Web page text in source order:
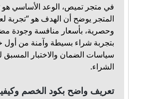
في متجر تميص، الوعد الأساسي
المتجر يوضح أن الهدف هو “تجربة
وحصرية، بأسعار منافسة وجودة
بتجربة شراء بسيطة وآمنة من أول
سياسات الضمان والاختبار المسبق
الشراء.
تعريف واضح بكود الخصم